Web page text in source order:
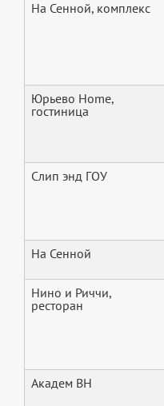
На Сенной, комплекс
Юрьево Home,
гостиница
Слип энд ГОУ
На Сенной
Нино и Риччи,
ресторан
Академ ВН